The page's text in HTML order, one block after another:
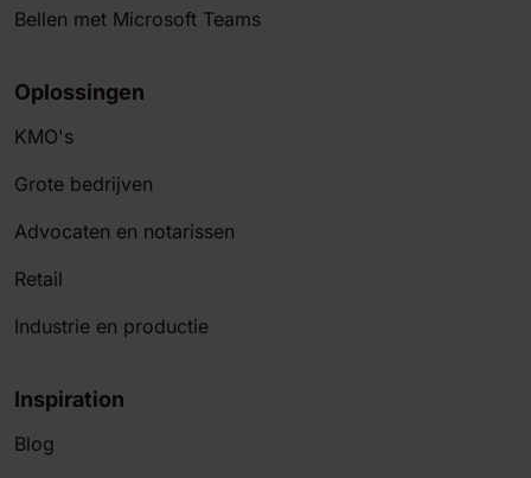
Bellen met Microsoft Teams
Oplossingen
KMO's
Grote bedrijven
Advocaten en notarissen
Retail
Industrie en productie
Inspiration
Blog